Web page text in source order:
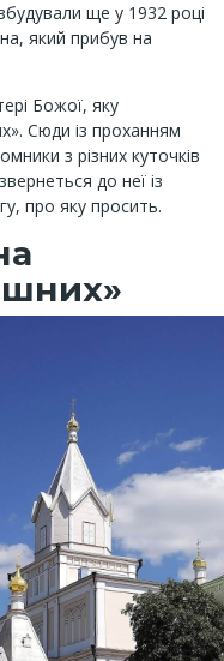
ще у 1932 році
який прибув на
Божої, яку
Сюди із проханням
з різних куточків
до неї із
про яку просить.